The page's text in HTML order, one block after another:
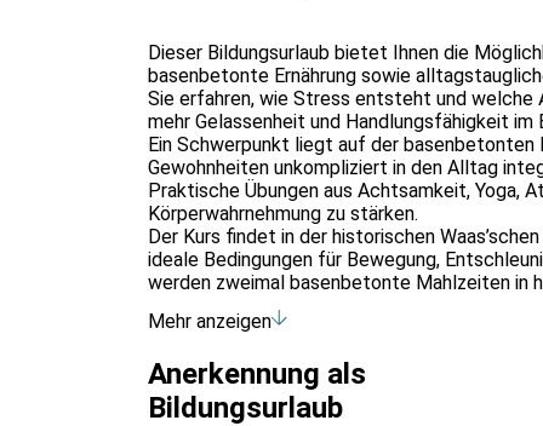
Dieser Bildungsurlaub bietet Ihnen die
basenbetonte Ernährung sowie
Sie erfahren, wie Stress entsteht und welche
mehr Gelassenheit und Handlungsfähigkeit
Ein Schwerpunkt liegt auf der basenbetonten
Gewohnheiten unkompliziert in den Alltag
Praktische Übungen aus Achtsamkeit, Yoga,
Körperwahrnehmung zu stärken.
Der Kurs findet in der historischen
ideale Bedingungen für Bewegung,
werden zweimal basenbetonte Mahlzeiten in
Vor Kursbeginn erhalten die Teilnehmenden
Kursleitung: Diana Gertheinrich, Diplom-
Sie arbeitet seit vielen Jahren in den
Fachwissen mit Methoden aus Achtsamkeit,
Mehr anzeigen
Anerkennung als
Bildungsurlaub